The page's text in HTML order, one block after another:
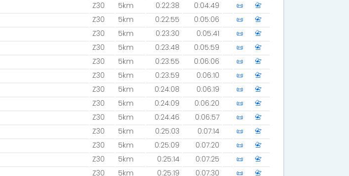
Z30 5km 0:22:38 0:04:49 📜
📇
Z30 5km 0:22:55 0:05:06 📜
📇
Z30 5km 0:23:30 0:05:41 📜
📇
Z30 5km 0:23:48 0:05:59 📜
📇
Z30 5km 0:23:55 0:06:06 📜
📇
Z30 5km 0:23:59 0:06:10 📜
📇
Z30 5km 0:24:08 0:06:19 📜
📇
Z30 5km 0:24:09 0:06:20 📜
📇
Z30 5km 0:24:46 0:06:57 📜
📇
Z30 5km 0:25:03 0:07:14 📜
📇
Z30 5km 0:25:09 0:07:20 📜
📇
Z30 5km 0:25:14 0:07:25 📜
📇
Z30 5km 0:25:19 0:07:30 📜
📇